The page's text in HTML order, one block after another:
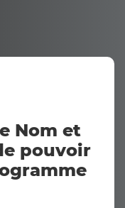
Nom et
pouvoir